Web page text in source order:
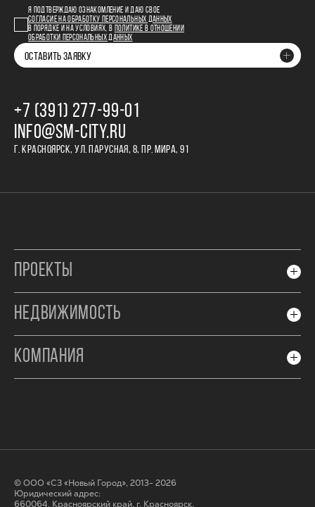
Я ПОДТВЕРЖДАЮ ОЗНАКОМЛЕНИЕ И ДАЮ СВОЕ
СОГЛАСИЕ НА ОБРАБОТКУ ПЕРСОНАЛЬНЫХ ДАННЫХ
В ПОРЯДКЕ И НА УСЛОВИЯХ, В
ПОЛИТИКЕ В ОТНОШЕНИИ
ОБРАБОТКИ ПЕРСОНАЛЬНЫХ ДАННЫХ
ОСТАВИТЬ ЗАЯВКУ
+7 (391) 277‒99‒01
INFO@SM-CITY.RU
Г. КРАСНОЯРСК, УЛ. ПАРУСНАЯ, 8, ПР. МИРА, 91
ПРОЕКТЫ
НЕДВИЖИМОСТЬ
КОМПАНИЯ
© ООО «СЗ «Новый Город», 2013- 2026
Юридический адрес:
660064, Красноярский край, г. Красноярск,